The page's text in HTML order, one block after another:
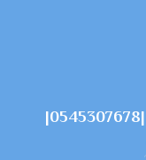
شركة تنظيف فلل في العين |0545307678|